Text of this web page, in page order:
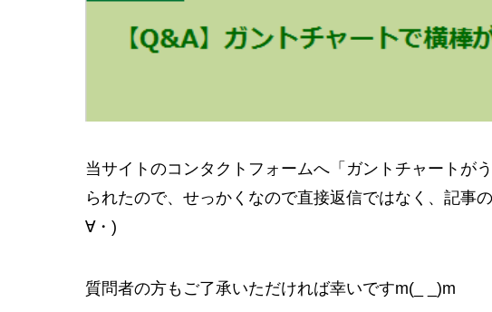
当サイトのコンタクトフォームへ「ガントチャートが
られたので、せっかくなので直接返信ではなく、記事
∀・)
質問者の方もご了承いただければ幸いですm(_ _)m